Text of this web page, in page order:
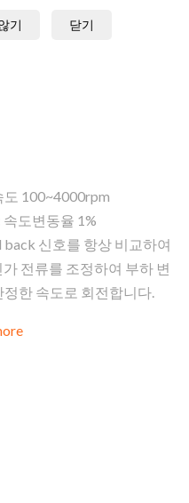
기 닫기
도 100~4000rpm
도변동율 1%
신호를 항상 비교하여
전류를 조정하여 부하 변
한 속도로 회전합니다.